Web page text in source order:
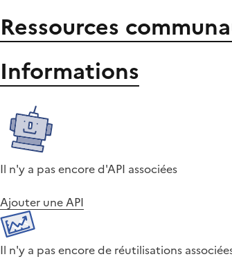
Ressources
Informations
Il n'y a pas encore d'API associées
Ajouter une API
Il n'y a pas encore de réutilisations